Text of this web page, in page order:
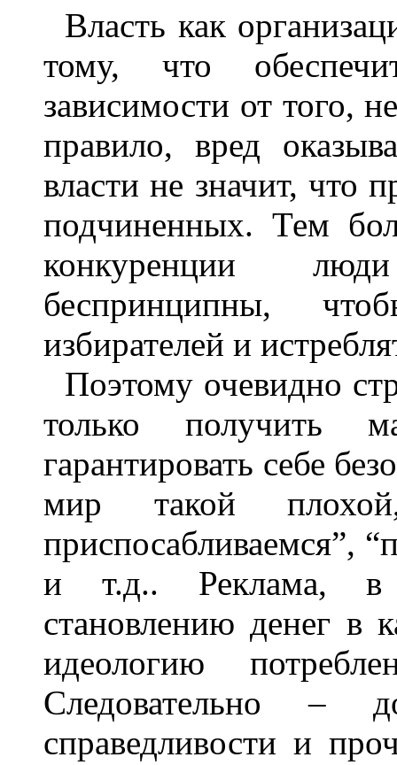
Власть как
тому, что
зависимости от того,
правило, вред
власти не значит, что
подчиненных. Тем
конкуренции
беспринципны,
избирателей и
Поэтому очевидно
только получить
гарантировать себе
мир такой
приспосабливаемся”,
и т.д.. Реклама, в
становлению денег в
идеологию
Следовательно –
справедливости и